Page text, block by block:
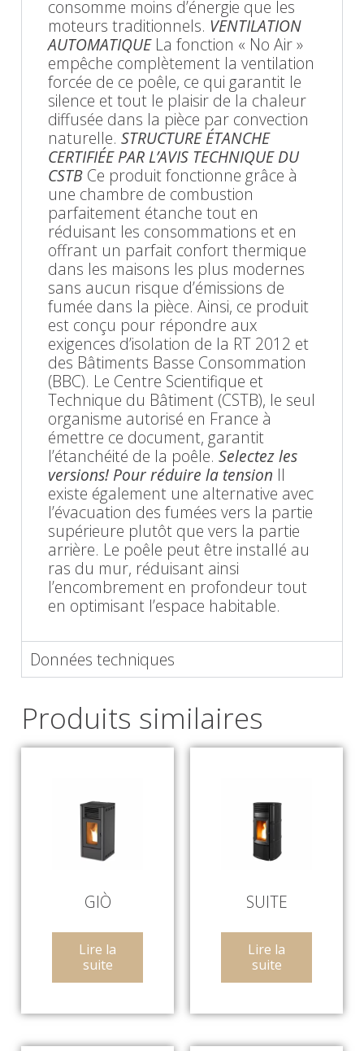
consomme moins d’énergie que les
moteurs traditionnels. VENTILATION
AUTOMATIQUELa fonction « No Air »
empêche complètement la ventilation
forcée de ce poêle, ce qui garantit le
silence et tout le plaisir de la chaleur
diffusée dans la pièce par convection
naturelle. STRUCTURE ÉTANCHE
CERTIFIÉE PAR L’AVIS TECHNIQUE DU
CSTB Ce produit fonctionne grâce à
une chambre de combustion
parfaitement étanche tout en
réduisant les consommations et en
offrant un parfait confort thermique
dans les maisons les plus modernes
sans aucun risque d’émissions de
fumée dans la pièce. Ainsi, ce produit
est conçu pour répondre aux
exigences d’isolation de la RT 2012 et
des Bâtiments Basse Consommation
(BBC). Le Centre Scientifique et
Technique du Bâtiment (CSTB), le seul
organisme autorisé en France à
émettre ce document, garantit
l’étanchéité de la poêle. Selectez les
versions! Pour réduire la tension Il
existe également une alternative avec
l’évacuation des fumées vers la partie
supérieure plutôt que vers la partie
arrière. Le poêle peut être installé au
ras du mur, réduisant ainsi
l’encombrement en profondeur tout
en optimisant l’espace habitable.
Données techniques
Produits similaires
GIÒ
Lire la
suite
SUITE
Lire la
suite